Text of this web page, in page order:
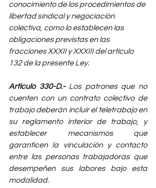
conocimiento de los procedimientos de
libertad sindical y negociación
colectiva, como lo establecen las
obligaciones previstas en las
fracciones XXXII y XXXIII del artículo
132 de la presente Ley.
Artículo 330-D.- Los patrones que no
cuenten con un contrato colectivo de
trabajo deberán incluir el teletrabajo en
su reglamento interior de trabajo, y
establecer mecanismos que
garanticen la vinculación y contacto
entre las personas trabajadoras que
desempeñen sus labores bajo esta
modalidad.